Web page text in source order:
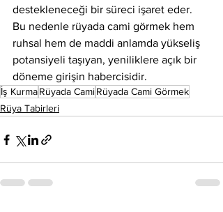
destekleneceği bir süreci işaret eder.
Bu nedenle rüyada cami görmek hem
ruhsal hem de maddi anlamda yükseliş
potansiyeli taşıyan, yeniliklere açık bir
döneme girişin habercisidir.
İş KurmaRüyada CamiRüyada Cami Görmek
Rüya Tabirleri